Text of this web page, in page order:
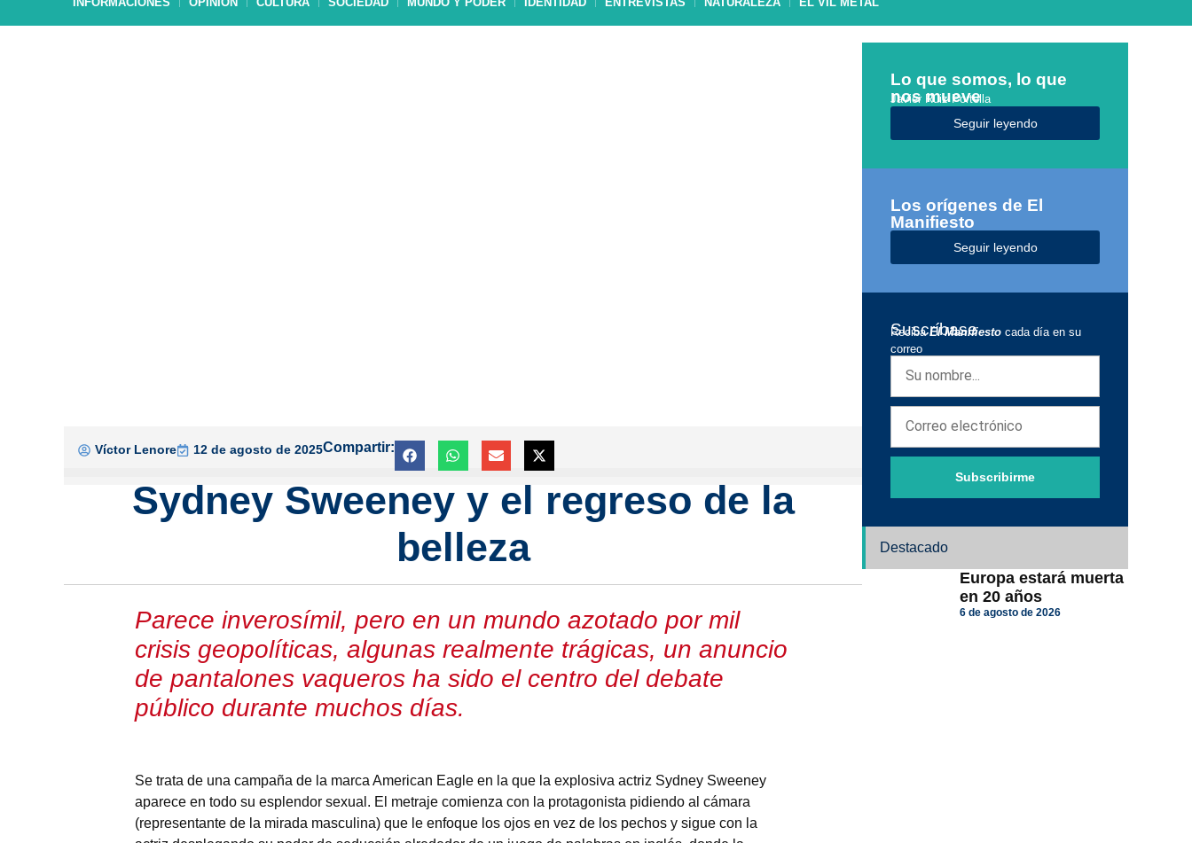
Víctor Lenore 12 de agosto de 2025Compartir:
Sydney Sweeney y el regreso de la
belleza
Parece inverosímil, pero en un mundo azotado por mil
crisis geopolíticas, algunas realmente trágicas, un anuncio
de pantalones vaqueros ha sido el centro del debate
público durante muchos días.
Se trata de una campaña de la marca American Eagle en la que la explosiva actriz Sydney Sweeney
aparece en todo su esplendor sexual. El metraje comienza con la protagonista pidiendo al cámara
(representante de la mirada masculina) que le enfoque los ojos en vez de los pechos y sigue con la
Lo que somos, lo que
nos mueve
Javier Ruiz Portella
Seguir leyendo
Los orígenes de El
Manifiesto
Seguir leyendo
Suscríbase
RecibaEl Manifiesto cada día en su
correo
Subscribirme
Destacado
Europa estará muerta
en 20 años
6 de agosto de 2026